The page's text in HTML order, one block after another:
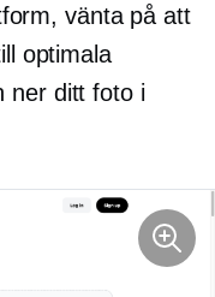
vänta på att
optimala
ner ditt foto i